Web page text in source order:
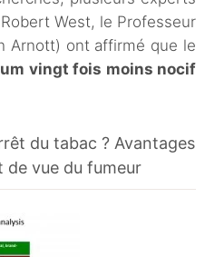
West, le Professeur
Arnott) ont affirmé que le
vingt fois moins nocif
du tabac ? Avantages
vue du fumeur